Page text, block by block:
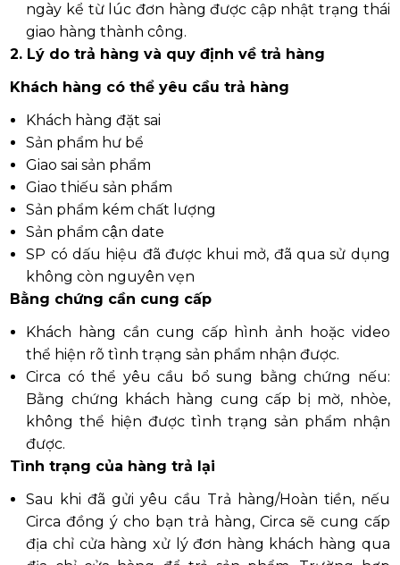
ngày kể từ lúc đơn hàng được cập nhật trạng thái
giao hàng thành công.
2. Lý do trả hàng và quy định về trả hàng
Khách hàng có thể yêu cầu trả hàng
Khách hàng đặt sai
Sản phẩm hư bể
Giao sai sản phẩm
Giao thiếu sản phẩm
Sản phẩm kém chất lượng
Sản phẩm cận date
SP có dấu hiệu đã được khui mở, đã qua sử dụng
không còn nguyên vẹn
Bằng chứng cần cung cấp
Khách hàng cần cung cấp hình ảnh hoặc video
thể hiện rõ tình trạng sản phẩm nhận được.
Circa có thể yêu cầu bổ sung bằng chứng nếu:
Bằng chứng khách hàng cung cấp bị mờ, nhòe,
không thể hiện được tình trạng sản phẩm nhận
được.
Tình trạng của hàng trả lại
Sau khi đã gửi yêu cầu Trả hàng/Hoàn tiền, nếu
Circa đồng ý cho bạn trả hàng, Circa sẽ cung cấp
địa chỉ cửa hàng xử lý đơn hàng khách hàng qua